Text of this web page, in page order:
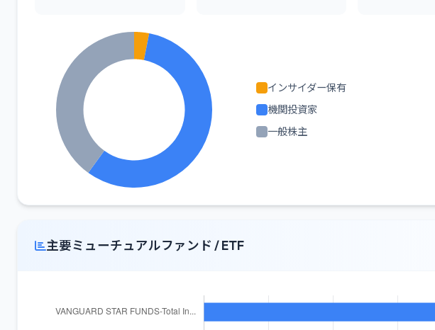
インサイダー保有
機関投資家
一般株主
主要ミューチュアルファンド / ETF